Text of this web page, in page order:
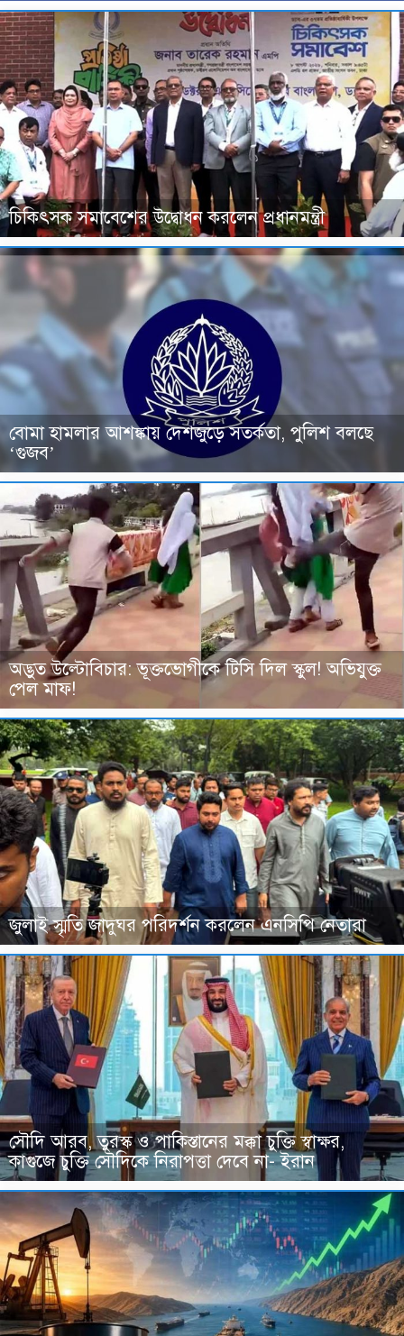
চিকিৎসক সমাবেশের উদ্বোধন করলেন প্রধানমন্ত্রী
বোমা হামলার আশঙ্কায় দেশজুড়ে সতর্কতা, পুলিশ বলছে
‘গুজব’
অদ্ভুত উল্টোবিচার: ভূক্তভোগীকে টিসি দিল স্কুল! অভিযুক্ত
পেল মাফ!
জুলাই স্মৃতি জাদুঘর পরিদর্শন করলেন এনসিপি নেতারা
সৌদি আরব, তুরস্ক ও পাকিস্তানের মক্কা চুক্তি স্বাক্ষর,
কাগুজে চুক্তি সৌদিকে নিরাপত্তা দেবে না- ইরান